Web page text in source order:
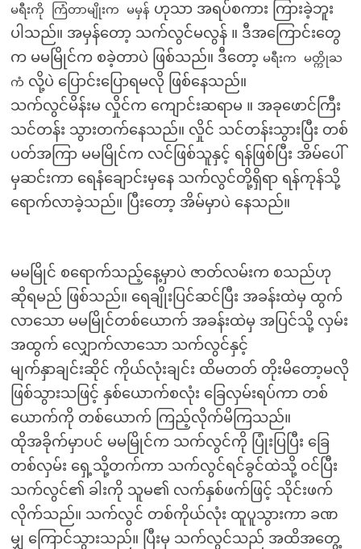
မရီးကို ကြံတာမျိုးက မမှန် ဟုသာ အရပ်စကား ကြားခဲ့ဘူး
ပါသည်။ အမှန်တော့ သက်လွင်မလွန် ။ ဒီအကြောင်းတွေ
က မမမြိုင်က စခဲ့တာပဲ ဖြစ်သည်။ ဒီတော့ မရီးက မတ္ကိုႀ
ကံ လို့ပဲ ပြောင်းပြောရမလို ဖြစ်နေသည်။
သက်လွင်မိန်းမ လှိုင်က ကျောင်းဆရာမ ။ အခုဖောင်ကြီး
သင်တန်း သွားတက်နေသည်။ လှိုင် သင်တန်းသွားပြီး တစ်
ပတ်အကြာ မမမြိုင်က လင်ဖြစ်သူနှင့် ရန်ဖြစ်ပြီး အိမ်ပေါ်
မှဆင်းကာ ရေနံချောင်းမှနေ သက်လွင်တို့ရှိရာ ရန်ကုန်သို့
ရောက်လာခဲ့သည်။ ပြီးတော့ အိမ်မှာပဲ နေသည်။
မမမြိုင် စရောက်သည့်နေ့မှာပဲ ဇာတ်လမ်းက စသည်ဟု
ဆိုရမည် ဖြစ်သည်။ ရေချိုးပြင်ဆင်ပြီး အခန်းထဲမှ ထွက်
လာသော မမမြိုင်တစ်ယောက် အခန်းထဲမှ အပြင်သို့ လှမ်း
အထွက် လျှောက်လာသော သက်လွင်နှင့်
မျက်နှာချင်းဆိုင် ကိုယ်လုံးချင်း ထိမတတ် တိုးမိတော့မလို
ဖြစ်သွားသဖြင့် နှစ်ယောက်စလုံး ခြေလှမ်းရပ်ကာ တစ်
ယောက်ကို တစ်ယောက် ကြည့်လိုက်မိကြသည်။
ထိုအခိုက်မှာပင် မမမြိုင်က သက်လွင်ကို ပြုံးပြပြီး ခြေ
တစ်လှမ်း ရှေ့သို့တက်ကာ သက်လွင်ရင်ခွင်ထဲသို့ ဝင်ပြီး
သက်လွင်၏ ခါးကို သူမ၏ လက်နှစ်ဖက်ဖြင့် သိုင်းဖက်
လိုက်သည်။ သက်လွင် တစ်ကိုယ်လုံး ထူပူသွားကာ ခဏ
မျှ ကြောင်သွားသည်။ ပြီးမှ သက်လွင်သည် အထိအတွေ့